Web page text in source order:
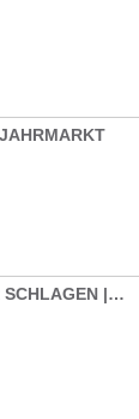
HAU DEN LUKAS | HAMMER SCHLAGEN | KRÄFTE MESSEN | KIRMES, JAHRMARKT...